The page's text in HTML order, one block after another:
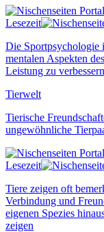
Lesezeit
Die Sportpsychologie
mentalen Aspekten
Leistung zu
Tierwelt
Tierische
ungewöhnliche
Lesezeit
Tiere zeigen oft
Verbindung und
eigenen Spezies
zeigen